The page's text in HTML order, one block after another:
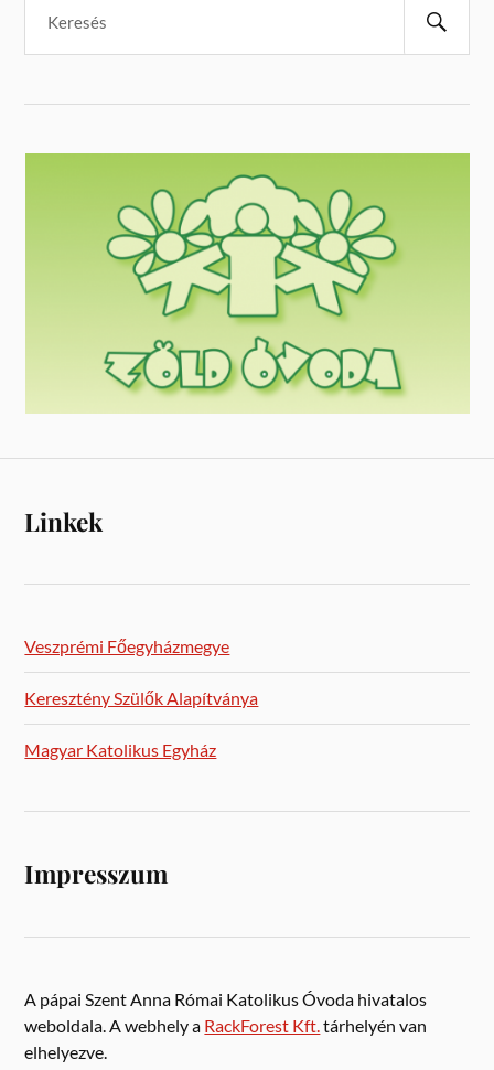
Linkek
Veszprémi Főegyházmegye
Keresztény Szülők Alapítványa
Magyar Katolikus Egyház
Impresszum
A pápai Szent Anna Római Katolikus Óvoda hivatalos
weboldala. A webhely a RackForest Kft.tárhelyén van
elhelyezve.